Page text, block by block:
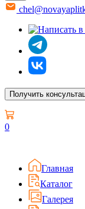
Получить
0
Главная
Каталог
Галерея